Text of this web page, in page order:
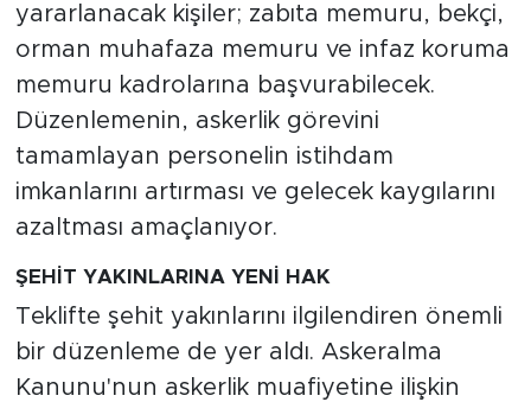
yararlanacak kişiler; zabıta memuru, bekçi,
orman muhafaza memuru ve infaz koruma
memuru kadrolarına başvurabilecek.
Düzenlemenin, askerlik görevini
tamamlayan personelin istihdam
imkanlarını artırması ve gelecek kaygılarını
azaltması amaçlanıyor.
ŞEHİT YAKINLARINA YENİ HAK
Teklifte şehit yakınlarını ilgilendiren önemli
bir düzenleme de yer aldı. Askeralma
Kanunu'nun askerlik muafiyetine ilişkin